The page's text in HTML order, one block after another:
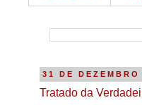
31 DE
Tratado da